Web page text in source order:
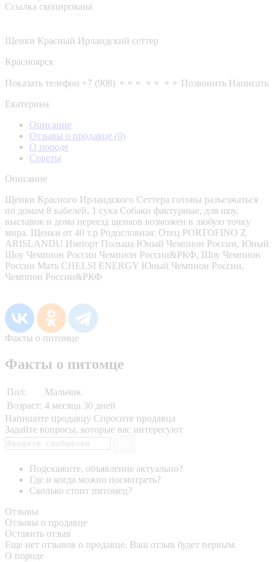
Ссылка скопирована
Щенки Красный Ирландский сеттер
Красноярск
Показать телефон +7 (908) ⚬⚬⚬ ⚬⚬ ⚬⚬ Позвонить Написать
Екатерина
Описание
Отзывы о продавце (0)
О породе
Советы
Описание
Щенки Красного Ирландского Сеттера готовы разъезжаться
по домам 8 кабелей, 1 сука Собаки фактурные, для шоу,
выставок и дома переезд щенков возможен в любую точку
мира. Щенки от 40 т.р Родословная: Отец PORTOFINO Z
ARISLANDU Импорт Польша Юный Чемпион России, Юный
Шоу Чемпион России Чемпион России&РКФ, Шоу Чемпион
России Мать CHELSI ENERGY Юный Чемпион России,
Чемпион России&РКФ
Факты о питомце
Факты о питомце
Пол:
Мальчик
Возраст: 4 месяца 30 дней
Напишите продавцу Спросите продавца
Задайте вопросы, которые вас интересуют
Подскажите, объявление актуально?
Где и когда можно посмотреть?
Сколько стоит питомец?
Отзывы
Отзывы о продавце
Оставить отзыв
Еще нет отзывов о продавце. Ваш отзыв будет первым.
О породе